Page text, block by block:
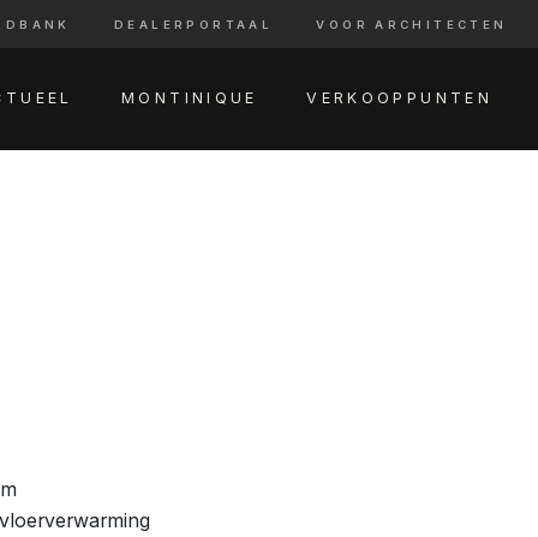
DEALERPORTAAL VOOR ARCHITECTEN
MONTINIQUE VERKOOPPUNTEN